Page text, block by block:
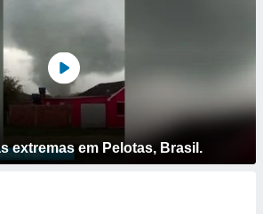
extremas em Pelotas, Brasil.